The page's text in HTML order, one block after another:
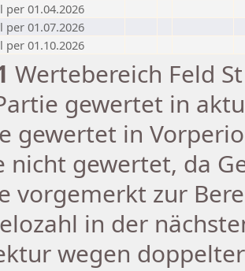
per 01.04.2026
per 01.07.2026
per 01.10.2026
Wertebereich Feld
gewertet in
gewertet in
nicht gewertet, da
vorgemerkt zur
in der
wegen